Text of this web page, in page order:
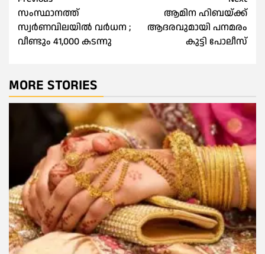
navigation
സംസ്ഥാനത്ത്
സ്വർണവിലയിൽ വർധന ;
വീണ്ടും 41,000 കടന്നു
ആമിന ഹിബയ്ക്ക്
ആദരവുമായി പനമരം
കുട്ടി പോലീസ്
MORE STORIES